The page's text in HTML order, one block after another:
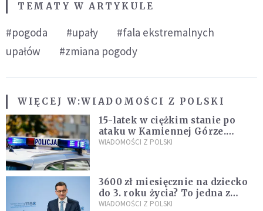
TEMATY W ARTYKULE
#pogoda #upały
#fala ekstremalnych
upałów
#zmiana pogody
WIĘCEJ W:WIADOMOŚCI Z POLSKI
15-latek w ciężkim stanie po
ataku w Kamiennej Górze.
Policja zatrzymała dwóch
WIADOMOŚCI Z POLSKI
3600 zł miesięcznie na dziecko
do 3. roku życia? To jedna z
propozycji programu "Rozwój
WIADOMOŚCI Z POLSKI